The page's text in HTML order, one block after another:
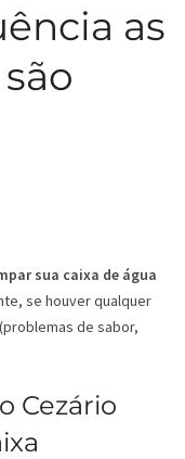
as
são
sua caixa de água
se houver qualquer
de sabor,
Cezário